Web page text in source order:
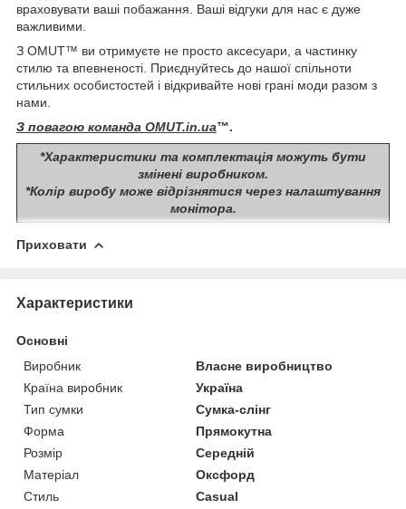
враховувати ваші побажання. Ваші відгуки для нас є дуже
важливими.
З OMUT™ ви отримуєте не просто аксесуари, а частинку
стилю та впевненості. Приєднуйтесь до нашої спільноти
стильних особистостей і відкривайте нові грані моди разом з
нами.
З повагою команда OMUT.in.ua™.
*Характеристики та комплектація можуть бути
змінені виробником.
*Колір виробу може відрізнятися через налаштування
монітора.
Приховати
Характеристики
Основні
Виробник
Власне виробництво
Країна виробник
Україна
Тип сумки
Сумка-слінг
Форма
Прямокутна
Розмір
Середній
Матеріал
Оксфорд
Стиль
Casual